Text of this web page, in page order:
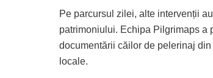
Pe parcursul zilei, alte intervenții
patrimoniului. Echipa Pilgrimaps a
documentării căilor de pelerinaj
locale.